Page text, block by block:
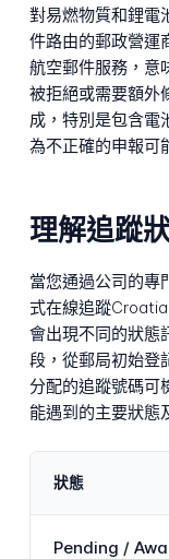
對易燃物質和鋰電
件路由的郵政營運
航空郵件服務，意
被拒絕或需要額外
成，特別是包含電
為不正確的申報可
理解追蹤
當您通過公司的
式在線追蹤
會出現不同的狀態
段，從郵局初始登
分配的追蹤號碼可
能遇到的主要狀態
狀態
Pending /